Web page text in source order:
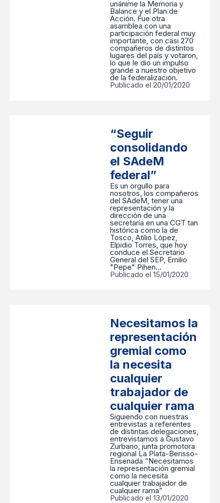
unánime la Memoria y
Balance y el Plan de
Acción. Fue otra
asamblea con una
participación federal muy
importante, con casi 270
compañeros de distintos
lugares del país y votaron,
lo que le dio un impulso
grande a nuestro objetivo
de la federalización.
Publicado el 20/01/2020
“Seguir
consolidando
el SAdeM
federal”
Es un orgullo para
nosotros, los compañeros
del SAdeM, tener una
representación y la
dirección de una
secretaría en una CGT tan
histórica como la de
Tosco, Atilio López,
Elpidio Torres, que hoy
conduce el Secretario
General del SEP, Emilio
"Pepe" Pihen…
Publicado el 15/01/2020
Necesitamos la
representación
gremial como
la necesita
cualquier
trabajador de
cualquier rama
Siguiendo con nuestras
entrevistas a referentes
de distintas delegaciones,
entrevistamos a Gustavo
Zurbano, junta promotora
regional La Plata-Berisso-
Ensenada “Necesitamos
la representación gremial
como la necesita
cualquier trabajador de
cualquier rama”
Publicado el 13/01/2020